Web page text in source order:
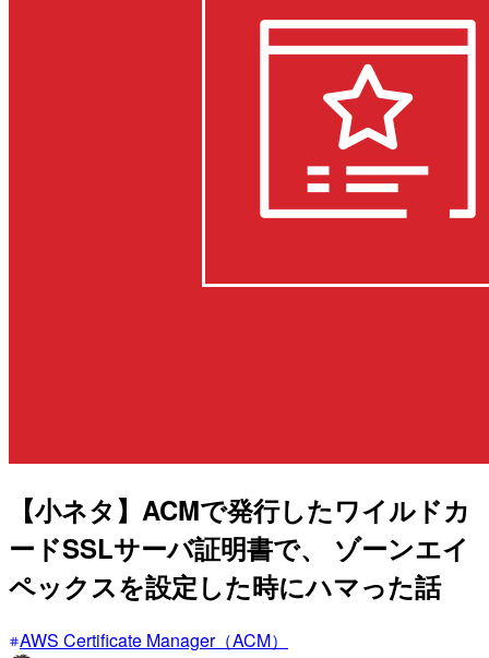
【小ネタ】ACMで発行したワイルドカ
ードSSLサーバ証明書で、 ゾーンエイ
ペックスを設定した時にハマった話
AWS Certificate Manager（ACM）